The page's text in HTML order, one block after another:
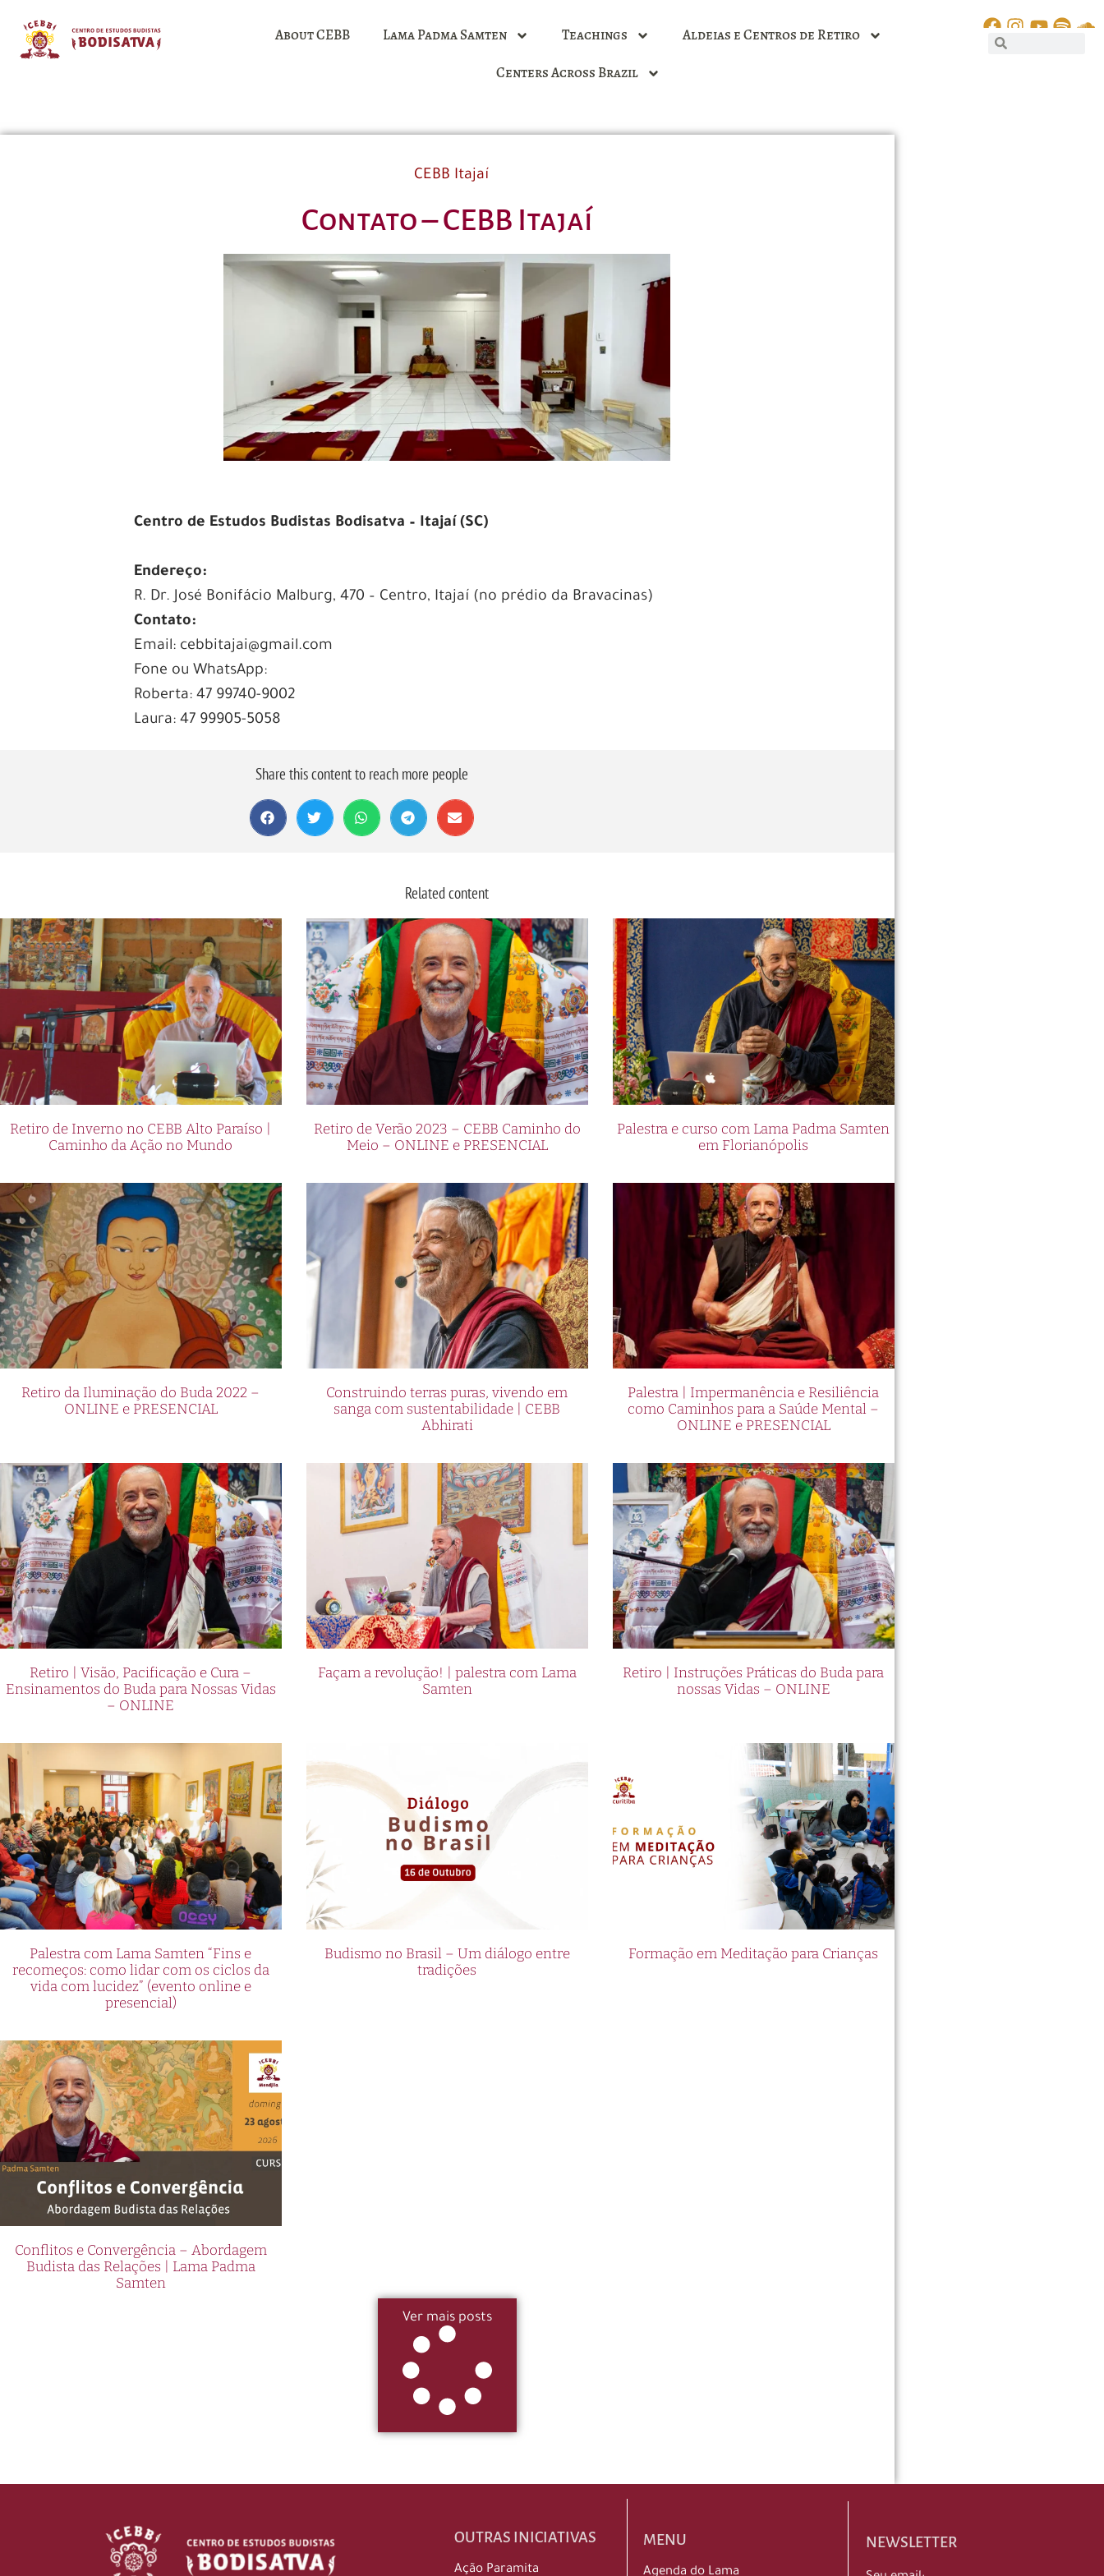
About CEBB Lama Padma Samten Teachings
Aldeias e Centros de Retiro
Centers Across Brazil
CEBB Itajaí
Contato – CEBB Itajaí
Centro de Estudos Budistas Bodisatva – Itajaí (SC)
Endereço:
R. Dr. José Bonifácio Malburg, 470 – Centro, Itajaí (no prédio da Bravacinas)
Contato:
Email: cebbitajai@gmail.com
Fone ou WhatsApp:
Roberta: 47 99740-9002
Laura: 47 99905-5058
Share this content to reach more people
Related content
Retiro de Inverno no CEBB Alto Paraíso |
Caminho da Ação no Mundo
Retiro de Verão 2023 – CEBB Caminho do
Meio – ONLINE e PRESENCIAL
Palestra e curso com Lama Padma Samten
em Florianópolis
Retiro da Iluminação do Buda 2022 –
ONLINE e PRESENCIAL
Construindo terras puras, vivendo em
sanga com sustentabilidade | CEBB
Abhirati
Palestra | Impermanência e Resiliência
como Caminhos para a Saúde Mental –
ONLINE e PRESENCIAL
Retiro | Visão, Pacificação e Cura –
Ensinamentos do Buda para Nossas Vidas
– ONLINE
Façam a revolução! | palestra com Lama
Samten
Retiro | Instruções Práticas do Buda para
nossas Vidas – ONLINE
Palestra com Lama Samten “Fins e
recomeços: como lidar com os ciclos da
vida com lucidez” (evento online e
presencial)
Budismo no Brasil – Um diálogo entre
tradições
Formação em Meditação para Crianças
Conflitos e Convergência – Abordagem
Budista das Relações | Lama Padma
Samten
Ver mais posts
OUTRAS INICIATIVAS
Ação Paramita
MENU
Agenda do Lama
NEWSLETTER